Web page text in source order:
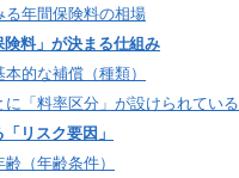
る年間保険料の相場
料」が決まる仕組み
的な補償（種類）
に「料率区分」が設けられている
リスク要因」
（年齢条件）